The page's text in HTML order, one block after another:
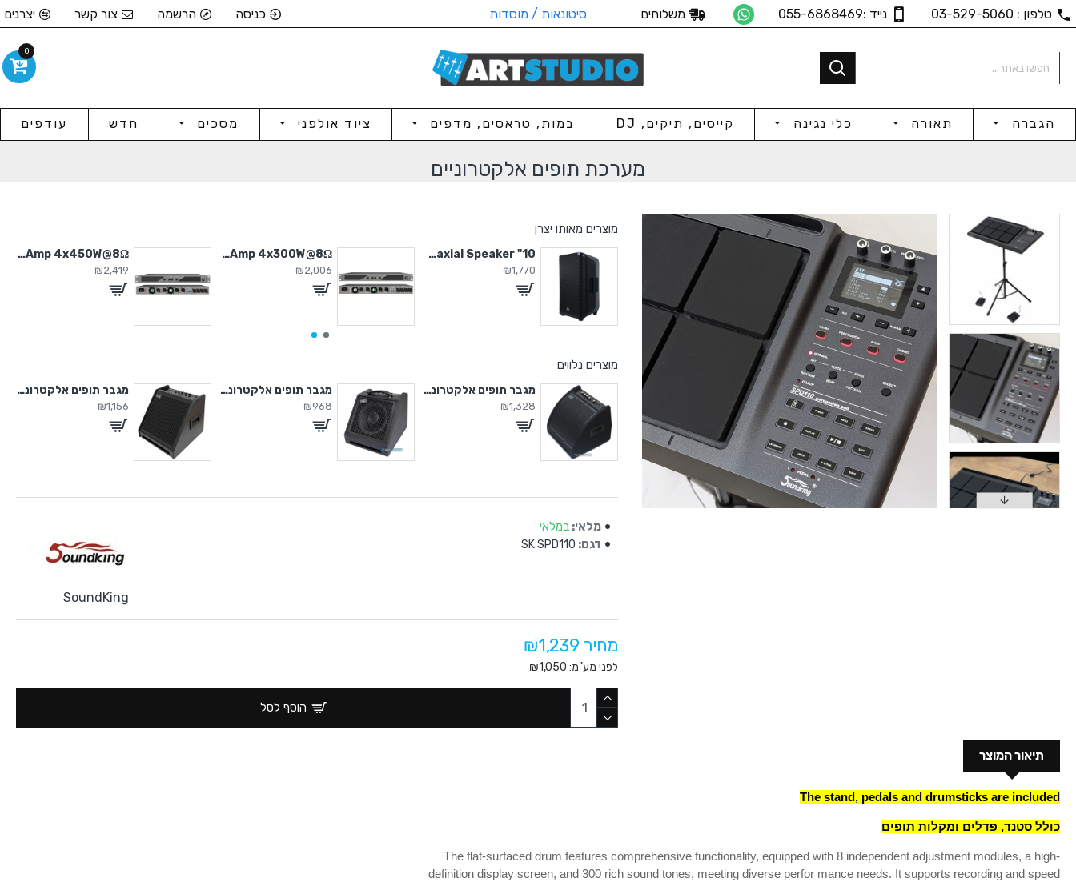
טלפון : 03-529-5060 נייד :055-6868469 משלוחים סיטונאות / מוסדות כניסה הרשמה צור קשר יצרנים
הגברה תאורה כלי נגינה קייסים, תיקים, DJ במות, טראסים, מדפים ציוד אולפני מסכים חדש עודפים
מערכת תופים אלקטרוניים
מוצרים מאותו יצרן
Power Amp 4x450W@8Ω
₪2,419
10" Active Coaxial Speaker
₪1,770
Power Amp 4x300W@8Ω
₪2,006
Power Amp 4x450W@8Ω
₪2,419
מוצרים נלווים
מגבר תופים אלקטרוניים
₪968
₪1,156
מגבר תופים אלקטרוניים
₪1,328
מגבר תופים אלקטרוניים
₪968
מגבר תופים אלקטרוניים
₪1,156
מלאי: במלאי
דגם: SK SPD110
SoundKing
מחיר ₪1,239
לפני מע"מ: ₪1,050
הוסף לסל
תיאור המוצר
The stand, pedals and drumsticks are included
כולל סטנד, פדלים ומקלות תופים
The flat-surfaced drum features comprehensive functionality, equipped with 8 independent adjustment modules, a high-
definition display screen, and 300 rich sound tones, meeting diverse perfor mance needs. It supports recording and speed
0